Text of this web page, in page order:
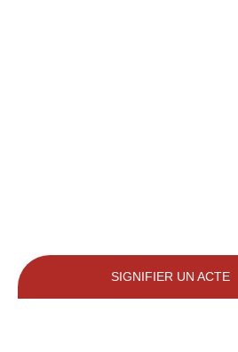
SIGNIFIER UN ACTE